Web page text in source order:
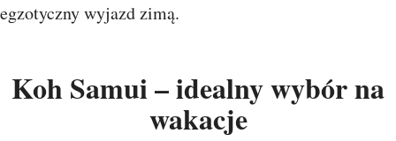
egzotyczny wyjazd zimą.
Koh Samui – idealny wybór na
wakacje